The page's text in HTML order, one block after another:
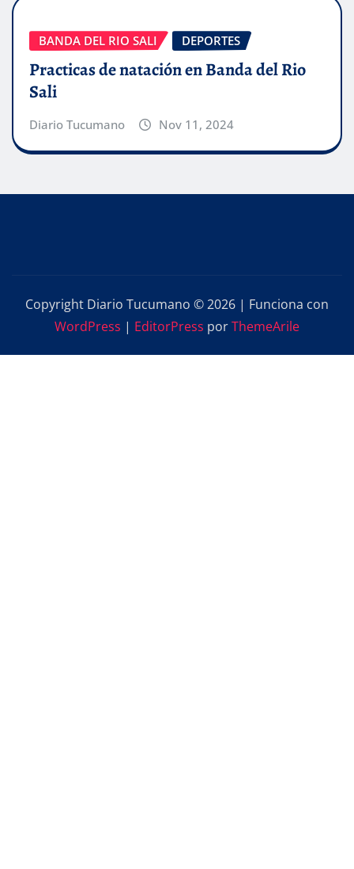
BANDA DEL RIO SALI DEPORTES
Practicas de natación en Banda del Rio
Sali
Diario Tucumano Nov 11, 2024
Copyright Diario Tucumano © 2026 | Funciona con
WordPress | EditorPress porThemeArile